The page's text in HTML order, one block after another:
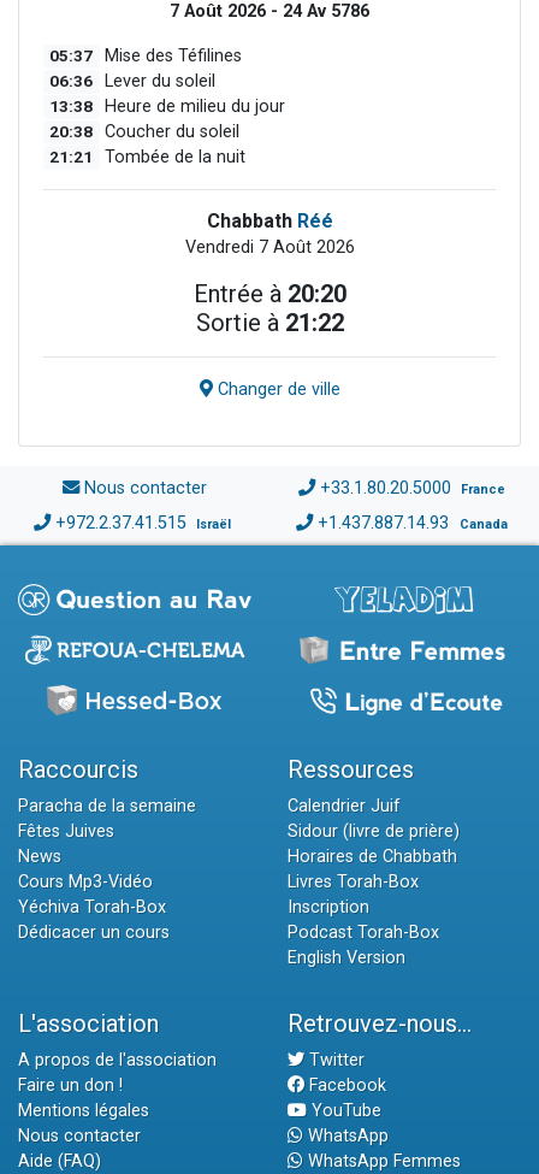
7 Août 2026 - 24 Av 5786
05:37 Mise des Téfilines
06:36 Lever du soleil
13:38 Heure de milieu du jour
20:38 Coucher du soleil
21:21 Tombée de la nuit
Chabbath Réé
Vendredi 7 Août 2026
Entrée à 20:20
Sortie à 21:22
Changer de ville
Nous contacter +33.1.80.20.5000 France
+972.2.37.41.515 Israël +1.437.887.14.93 Canada
Raccourcis
Paracha de la semaine
Fêtes Juives
News
Cours Mp3-Vidéo
Yéchiva Torah-Box
Dédicacer un cours
Ressources
Calendrier Juif
Sidour (livre de prière)
Horaires de Chabbath
Livres Torah-Box
Inscription
Podcast Torah-Box
English Version
L'association
A propos de l'association
Faire un don !
Mentions légales
Nous contacter
Aide (FAQ)
Retrouvez-nous...
Twitter
Facebook
YouTube
WhatsApp
WhatsApp Femmes